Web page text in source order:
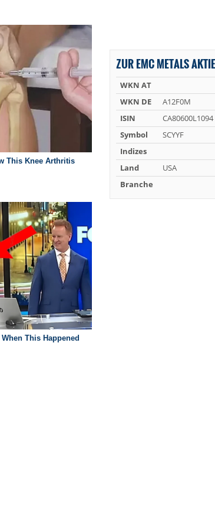
ZUR EMC METALS AKTIE
WKN AT
WKN DE
A12F0M
ISIN
CA80600L1094
Symbol
SCYYF
Indizes
Land
USA
Branche